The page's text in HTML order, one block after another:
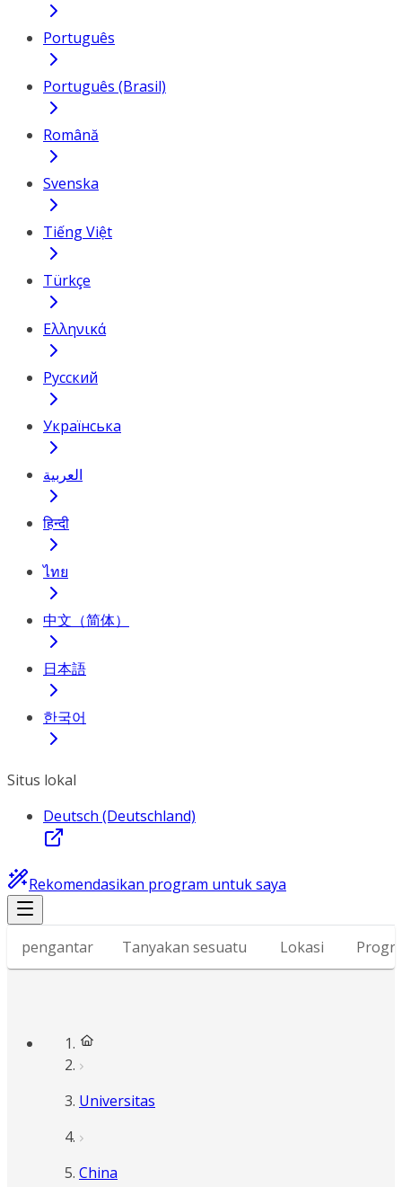
Português
Português (Brasil)
Română
Svenska
Tiếng Việt
Türkçe
Ελληνικά
Русский
Українська
العربية
हिन्दी
ไทย
中文（简体）
日本語
한국어
Situs lokal
Deutsch (Deutschland)
Rekomendasikan program untuk saya
pengantar Tanyakan sesuatu Lokasi
Universitas
China